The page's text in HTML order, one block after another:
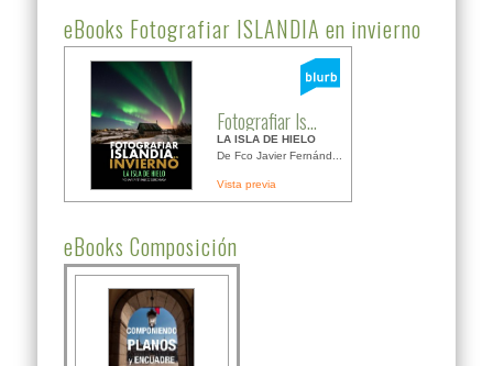
eBooks Fotografiar ISLANDIA en invierno
Fotografiar Is...
LA ISLA DE HIELO
De Fco Javier Fernánd...
Vista previa
eBooks Composición